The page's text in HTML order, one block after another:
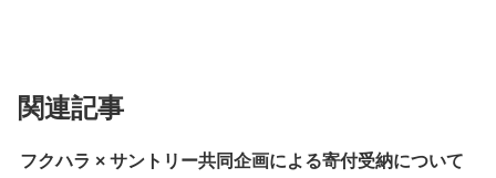
関連記事
フクハラ × サントリー共同企画による寄付受納について